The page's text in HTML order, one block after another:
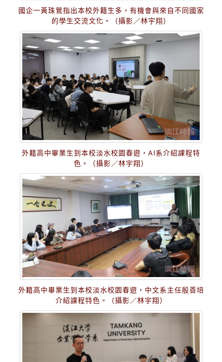
國企一黃珠鶯指出本校外籍生多，有機會與來自不同國家
的學生交流文化。（攝影／林宇翔）
外籍高中畢業生到本校淡水校園春遊，AI系介紹課程特
色。（攝影／林宇翔）
外籍高中畢業生到本校淡水校園春遊，中文系主任殷善培
介紹課程特色。（攝影／林宇翔）